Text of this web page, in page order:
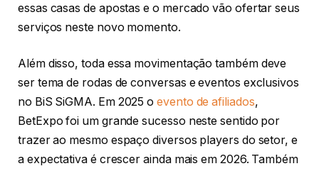
essas casas de apostas e o mercado vão ofertar seus
serviços neste novo momento.
Além disso, toda essa movimentação também deve
ser tema de rodas de conversas e eventos exclusivos
no BiS SiGMA. Em 2025 oevento de afiliados,
BetExpo foi um grande sucesso neste sentido por
trazer ao mesmo espaço diversos players do setor, e
a expectativa é crescer ainda mais em 2026. Também